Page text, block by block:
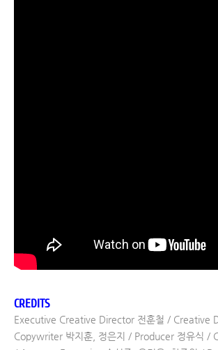
CREDITS
Executive Creative Director 전훈철 / Creative
Copywriter 박지훈, 정은지 / Producer 정유식 /